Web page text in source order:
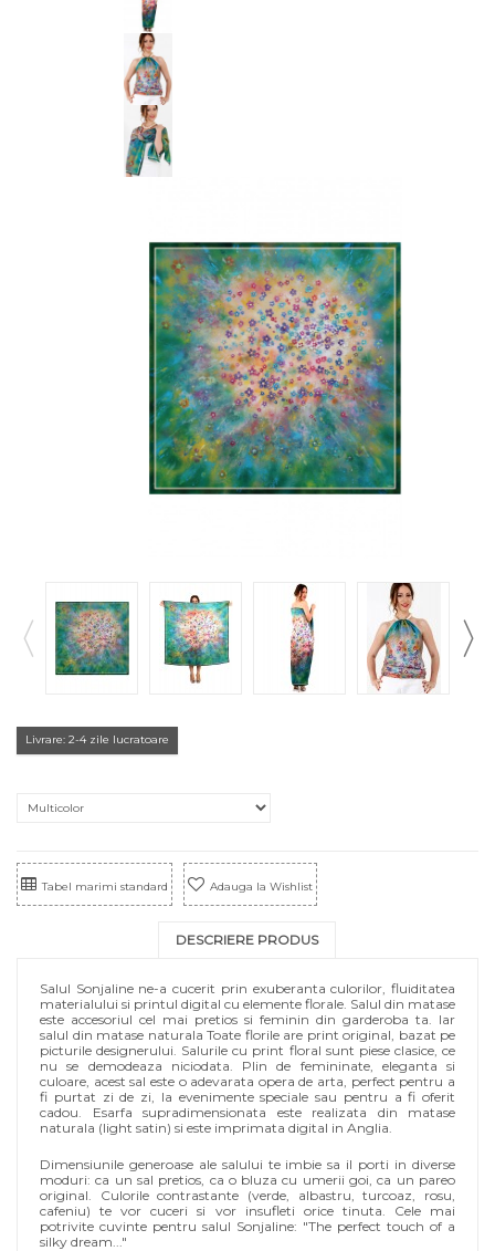
Livrare: 2-4 zile lucratoare
Tabel marimi standard Adauga la Wishlist
DESCRIERE PRODUS
Salul Sonjaline ne-a cucerit prin exuberanta culorilor, fluiditatea
materialului si printul digital cu elemente florale. Salul din matase
este accesoriul cel mai pretios si feminin din garderoba ta. Iar
salul din matase naturala Toate florile are print original, bazat pe
picturile designerului. Salurile cu print floral sunt piese clasice, ce
nu se demodeaza niciodata. Plin de femininate, eleganta si
culoare, acest sal este o adevarata opera de arta, perfect pentru a
fi purtat zi de zi, la evenimente speciale sau pentru a fi oferit
cadou. Esarfa supradimensionata este realizata din matase
naturala (light satin) si este imprimata digital in Anglia.
Dimensiunile generoase ale salului te imbie sa il porti in diverse
moduri: ca un sal pretios, ca o bluza cu umerii goi, ca un pareo
original. Culorile contrastante (verde, albastru, turcoaz, rosu,
cafeniu) te vor cuceri si vor insufleti orice tinuta. Cele mai
potrivite cuvinte pentru salul Sonjaline: "The perfect touch of a
silky dream..."